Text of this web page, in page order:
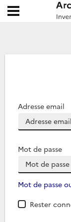
Archives
Ouvrir le menu
Adresse email
Mot de passe
Mot de passe
Rester